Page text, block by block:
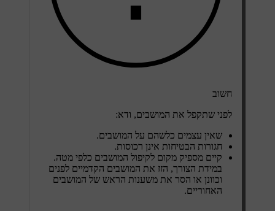
חשוב
לפני שתקפל את המושבים, ודא:
שאין עצמים כלשהם על המושבים.
חגורות הבטיחות אינן רכוסות.
קיים מספיק מקום לקיפול המושבים כלפי מטה.
במידת הצורך, הזז את המושבים הקדמיים לפנים
וכוונן או הסר את משענות הראש של המושבים
האחוריים.